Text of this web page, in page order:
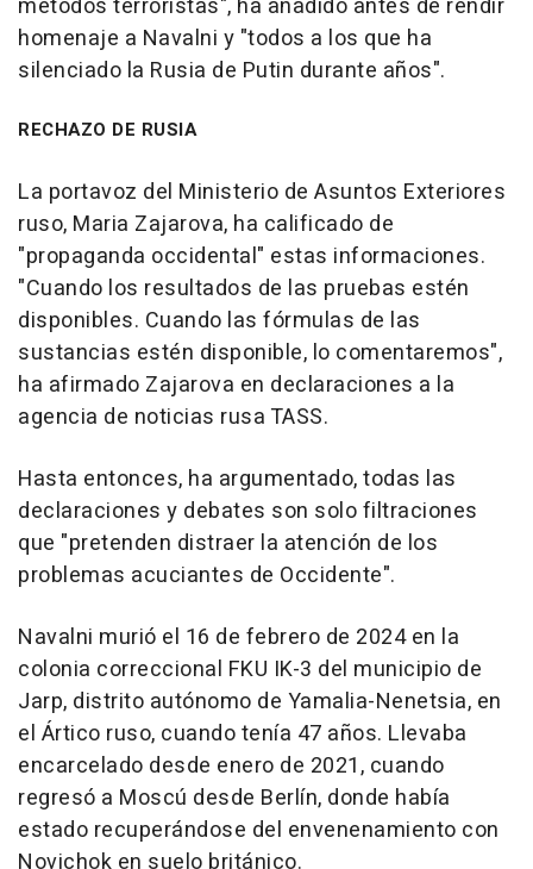
métodos terroristas", ha añadido antes de rendir
homenaje a Navalni y "todos a los que ha
silenciado la Rusia de Putin durante años".
RECHAZO DE RUSIA
La portavoz del Ministerio de Asuntos Exteriores
ruso, Maria Zajarova, ha calificado de
"propaganda occidental" estas informaciones.
"Cuando los resultados de las pruebas estén
disponibles. Cuando las fórmulas de las
sustancias estén disponible, lo comentaremos",
ha afirmado Zajarova en declaraciones a la
agencia de noticias rusa TASS.
Hasta entonces, ha argumentado, todas las
declaraciones y debates son solo filtraciones
que "pretenden distraer la atención de los
problemas acuciantes de Occidente".
Navalni murió el 16 de febrero de 2024 en la
colonia correccional FKU IK-3 del municipio de
Jarp, distrito autónomo de Yamalia-Nenetsia, en
el Ártico ruso, cuando tenía 47 años. Llevaba
encarcelado desde enero de 2021, cuando
regresó a Moscú desde Berlín, donde había
estado recuperándose del envenenamiento con